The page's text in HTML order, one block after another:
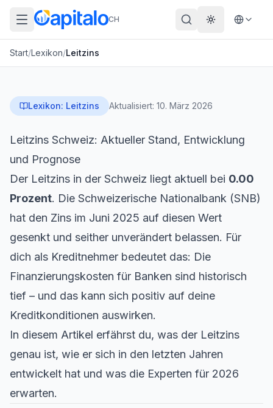
CH Theme
Start/Lexikon/Leitzins
Lexikon: Leitzins Aktualisiert: 10. März 2026
Leitzins Schweiz: Aktueller Stand, Entwicklung
und Prognose
Der Leitzins in der Schweiz liegt aktuell bei 0.00
Prozent. Die Schweizerische Nationalbank (SNB)
hat den Zins im Juni 2025 auf diesen Wert
gesenkt und seither unverändert belassen. Für
dich als Kreditnehmer bedeutet das: Die
Finanzierungskosten für Banken sind historisch
tief – und das kann sich positiv auf deine
Kreditkonditionen auswirken.
In diesem Artikel erfährst du, was der Leitzins
genau ist, wie er sich in den letzten Jahren
entwickelt hat und was die Experten für 2026
erwarten.